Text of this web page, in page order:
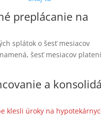
preplácanie na
splátok o šesť mesiacov
šesť mesiacov
a
klesli úroky na